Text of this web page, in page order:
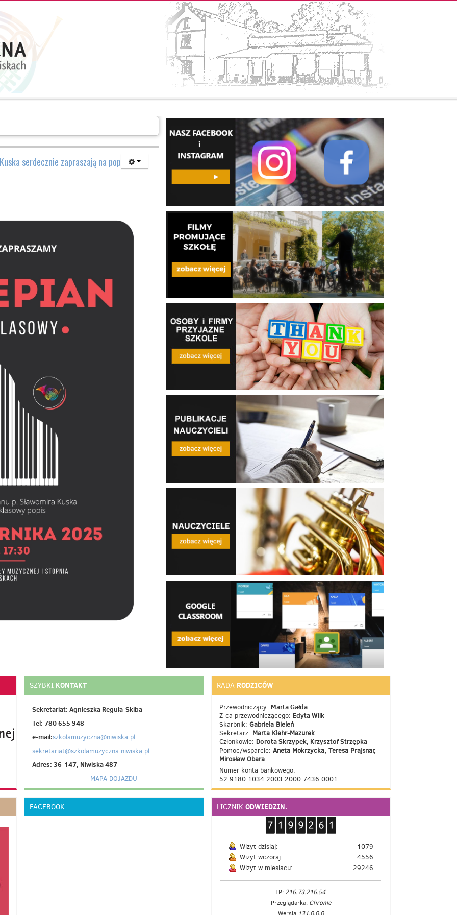
serdecznie zapraszają na popis 🙂
SZYBKI KONTAKT
Sekretariat: Agnieszka Reguła-Skiba
Tel: 780 655 948
e-mail:szkolamuzyczna@niwiska.pl
sekretariat@szkolamuzyczna.niwiska.pl
Adres: 36-147, Niwiska 487
MAPA DOJAZDU
FACEBOOK
RADA RODZICÓW
Przewodniczący: Marta Gałda
Z-ca przewodniczącego: Edyta Wilk
Skarbnik: Gabriela Bieleń
Sekretarz: Marta Klehr-Mazurek
Członkowie: Dorota Skrzypek, Krzysztof Strzępka
Pomoc/wsparcie: Aneta Mokrzycka, Teresa Prajsnar,
Mirosław Obara
Numer konta bankowego:
52 9180 1034 2003 2000 7436 0001
LICZNIK ODWIEDZIN.
Wizyt dzisiaj:
1079
Wizyt wczoraj:
4556
Wizyt w miesiacu:
29246
IP: 216.73.216.54
Przeglądarka: Chrome